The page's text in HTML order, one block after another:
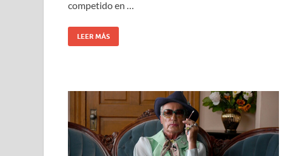
competido en …
LEER MÁS